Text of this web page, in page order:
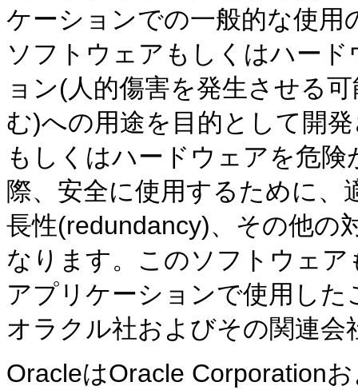
ケーションでの一般的な使
ソフトウェアもしくはハー
ョン(人的傷害を発生させる
む)への用途を目的として開
もしくはハードウェアを危
際、安全に使用するために
長性(redundancy)、その他の
なります。このソフトウェ
アプリケーションで使用し
オラクル社およびその関連
OracleはOracle Corporation